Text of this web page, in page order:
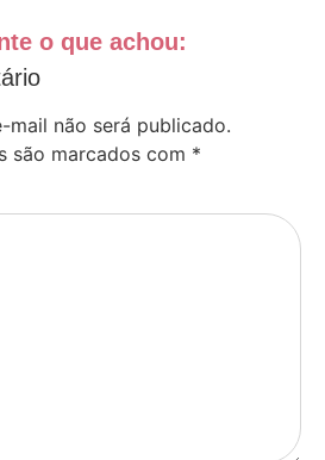
o que achou:
mail não será publicado.
são marcados com *